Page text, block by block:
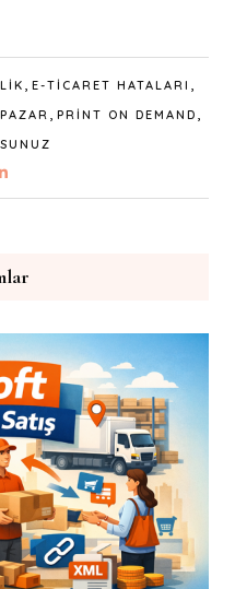
, E-TICARET HATALARI ,
, PRINT ON DEMAND ,